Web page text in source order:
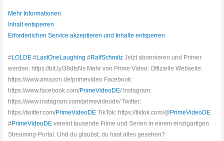
Mehr Informationen
Inhalt entsperren
Erforderlichen Service akzeptieren und Inhalte entsperren
#LOLDE #LastOneLaughing #RalfSchmitz Jetzt abonnieren und Primer
werden: https://bit.ly/38dtsNs Mehr von Prime Video: Offizielle Webseite:
https://www.amazon.de/primevideo Facebook:
https://www.facebook.com/PrimeVideoDE/ Instagram:
https://www.instagram.com/primevideode/ Twitter:
https://twitter.com/PrimeVideoDE TikTok: https://tiktok.com/@ PrimeVideoDE
#PrimeVideoDE vereint tausende Filme und Serien in einem einzigartigen
Streaming-Portal. Und du glaubst, du hast alles gesehen?